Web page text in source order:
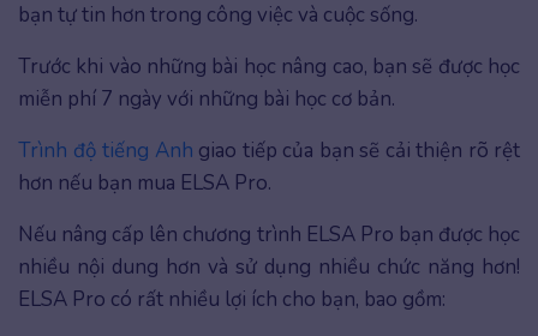
bạn tự tin hơn trong công việc và cuộc sống.
Trước khi vào những bài học nâng cao, bạn sẽ được học
miễn phí 7 ngày với những bài học cơ bản.
Trình độ tiếng Anh giao tiếp của bạn sẽ cải thiện rõ rệt
hơn nếu bạn mua ELSA Pro.
Nếu nâng cấp lên chương trình ELSA Pro bạn được học
nhiều nội dung hơn và sử dụng nhiều chức năng hơn!
ELSA Pro có rất nhiều lợi ích cho bạn, bao gồm: